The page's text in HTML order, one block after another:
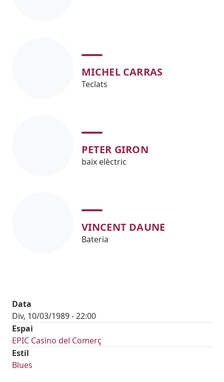
MICHEL CARRAS
Teclats
PETER GIRON
baix elèctric
VINCENT DAUNE
Bateria
Data
Div, 10/03/1989 - 22:00
Espai
EPIC Casino del Comerç
Estil
Blues